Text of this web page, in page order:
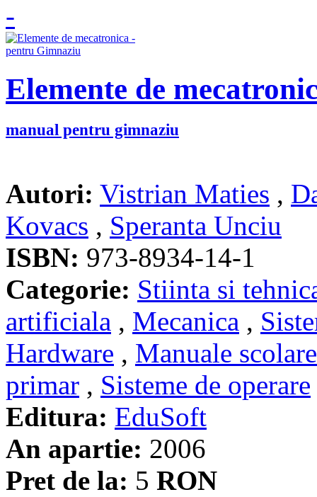
Elemente de
manual pentru gimnaziu
Autori: Vistrian Maties ,
Kovacs , Speranta Unciu
ISBN: 973-8934-14-1
Categorie: Stiinta si
artificiala , Mecanica ,
Hardware , Manuale scolare
primar , Sisteme de operare
Editura: EduSoft
An apartie: 2006
Pret de la: 5 RON